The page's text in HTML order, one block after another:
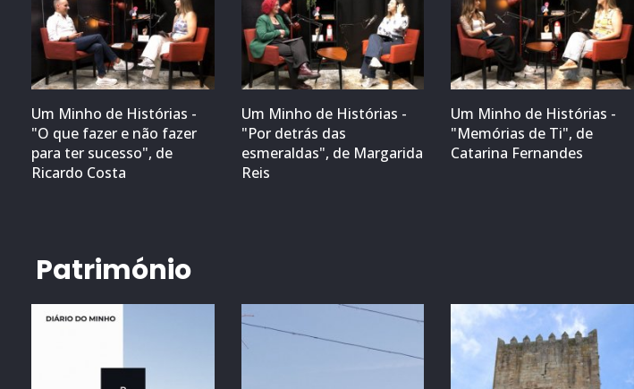
Um Minho de Histórias -
"O que fazer e não fazer
para ter sucesso", de
Ricardo Costa
Um Minho de Histórias -
"Por detrás das
esmeraldas", de Margarida
Reis
Um Minho de Histórias -
"Memórias de Ti", de
Catarina Fernandes
Património